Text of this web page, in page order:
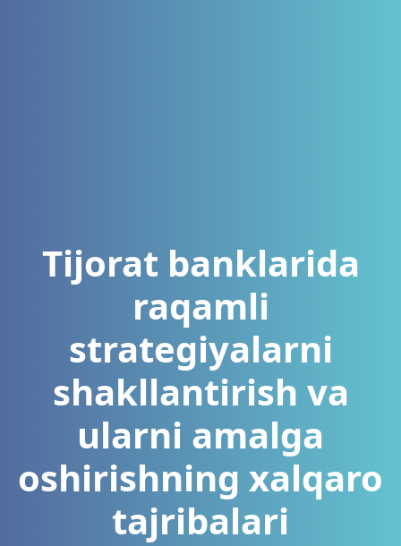
Tijorat banklarida
raqamli
strategiyalarni
shakllantirish va
ularni amalga
oshirishning xalqaro
tajribalari